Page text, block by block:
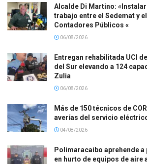
Alcalde Di Martino:
trabajo entre el Sedemat y
Contadores Públicos «
06/08/2026
Entregan rehabilitada UCI
del Sur elevando a 124
Zulia
06/08/2026
Más de 150 técnicos de
averías del servicio
04/08/2026
Polimaracaibo aprehende
en hurto de equipos de aire